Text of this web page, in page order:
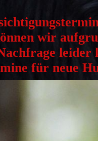
wir
leider
für neue